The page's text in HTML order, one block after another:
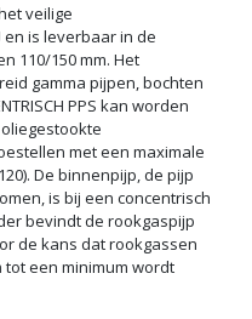
veilige
en is leverbaar in de
110/150 mm. Het
gamma pijpen, bochten
PPS kan worden
met een maximale
De binnenpijp, de pijp
is bij een concentrisch
bevindt de rookgaspijp
de kans dat rookgassen
een minimum wordt